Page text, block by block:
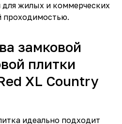
жилых и коммерческих
проходимостью.
замковой
плитки
XL Country
идеально подходит